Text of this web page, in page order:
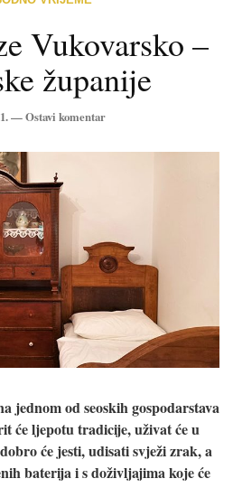
Vukovarsko –
županije
—Ostavi komentar
jednom od seoskih gospodarstava
će ljepotu tradicije, uživat će u
će jesti, udisati svježi zrak, a
baterija i s doživljajima koje će